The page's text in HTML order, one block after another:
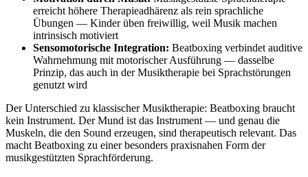
erreicht höhere Therapieadhärenz als rein sprachliche
Übungen — Kinder üben freiwillig, weil Musik machen
intrinsisch motiviert
Sensomotorische Integration: Beatboxing verbindet auditive
Wahrnehmung mit motorischer Ausführung — dasselbe
Prinzip, das auch in der Musiktherapie bei Sprachstörungen
genutzt wird
Der Unterschied zu klassischer Musiktherapie: Beatboxing braucht
kein Instrument. Der Mund ist das Instrument — und genau die
Muskeln, die den Sound erzeugen, sind therapeutisch relevant. Das
macht Beatboxing zu einer besonders praxisnahen Form der
musikgestützten Sprachförderung.